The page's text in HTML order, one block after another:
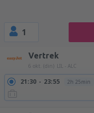
1
Vertrek
6 okt. (din) LIL - ALC
21:30 23:55 2h 25min